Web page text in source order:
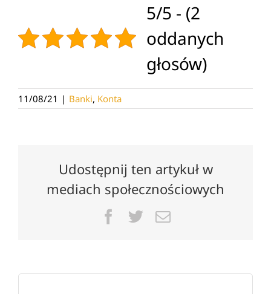
5/5 - (2
oddanych
głosów)
11/08/21 | Banki, Konta
Udostępnij ten artykuł w
mediach społecznościowych
Facebook
TwitterEmail